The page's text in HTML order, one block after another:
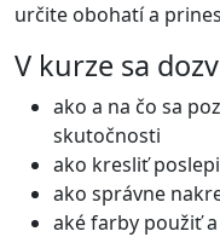
určite obohatí a
V kurze sa
ako a na čo sa
skutočnosti
ako kresliť
ako správne
aké farby použiť